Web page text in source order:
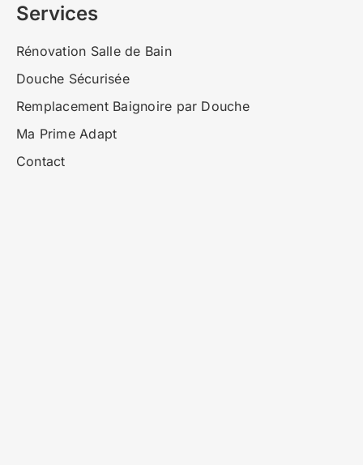
Services
Rénovation Salle de Bain
Douche Sécurisée
Remplacement Baignoire par Douche
Ma Prime Adapt
Contact